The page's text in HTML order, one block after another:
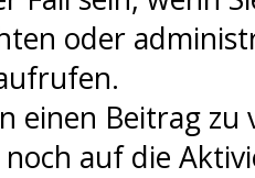
oder
einen Beitrag
auf die